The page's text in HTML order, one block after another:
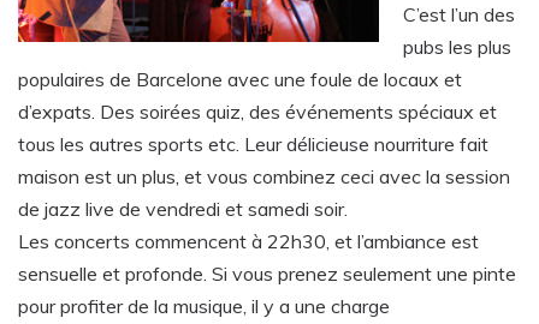
C’est l’un des
pubs les plus
populaires de Barcelone avec une foule de locaux et
d’expats. Des soirées quiz, des événements spéciaux et
tous les autres sports etc. Leur délicieuse nourriture fait
maison est un plus, et vous combinez ceci avec la session
de jazz live de vendredi et samedi soir.
Les concerts commencent à 22h30, et l’ambiance est
sensuelle et profonde. Si vous prenez seulement une pinte
pour profiter de la musique, il y a une charge